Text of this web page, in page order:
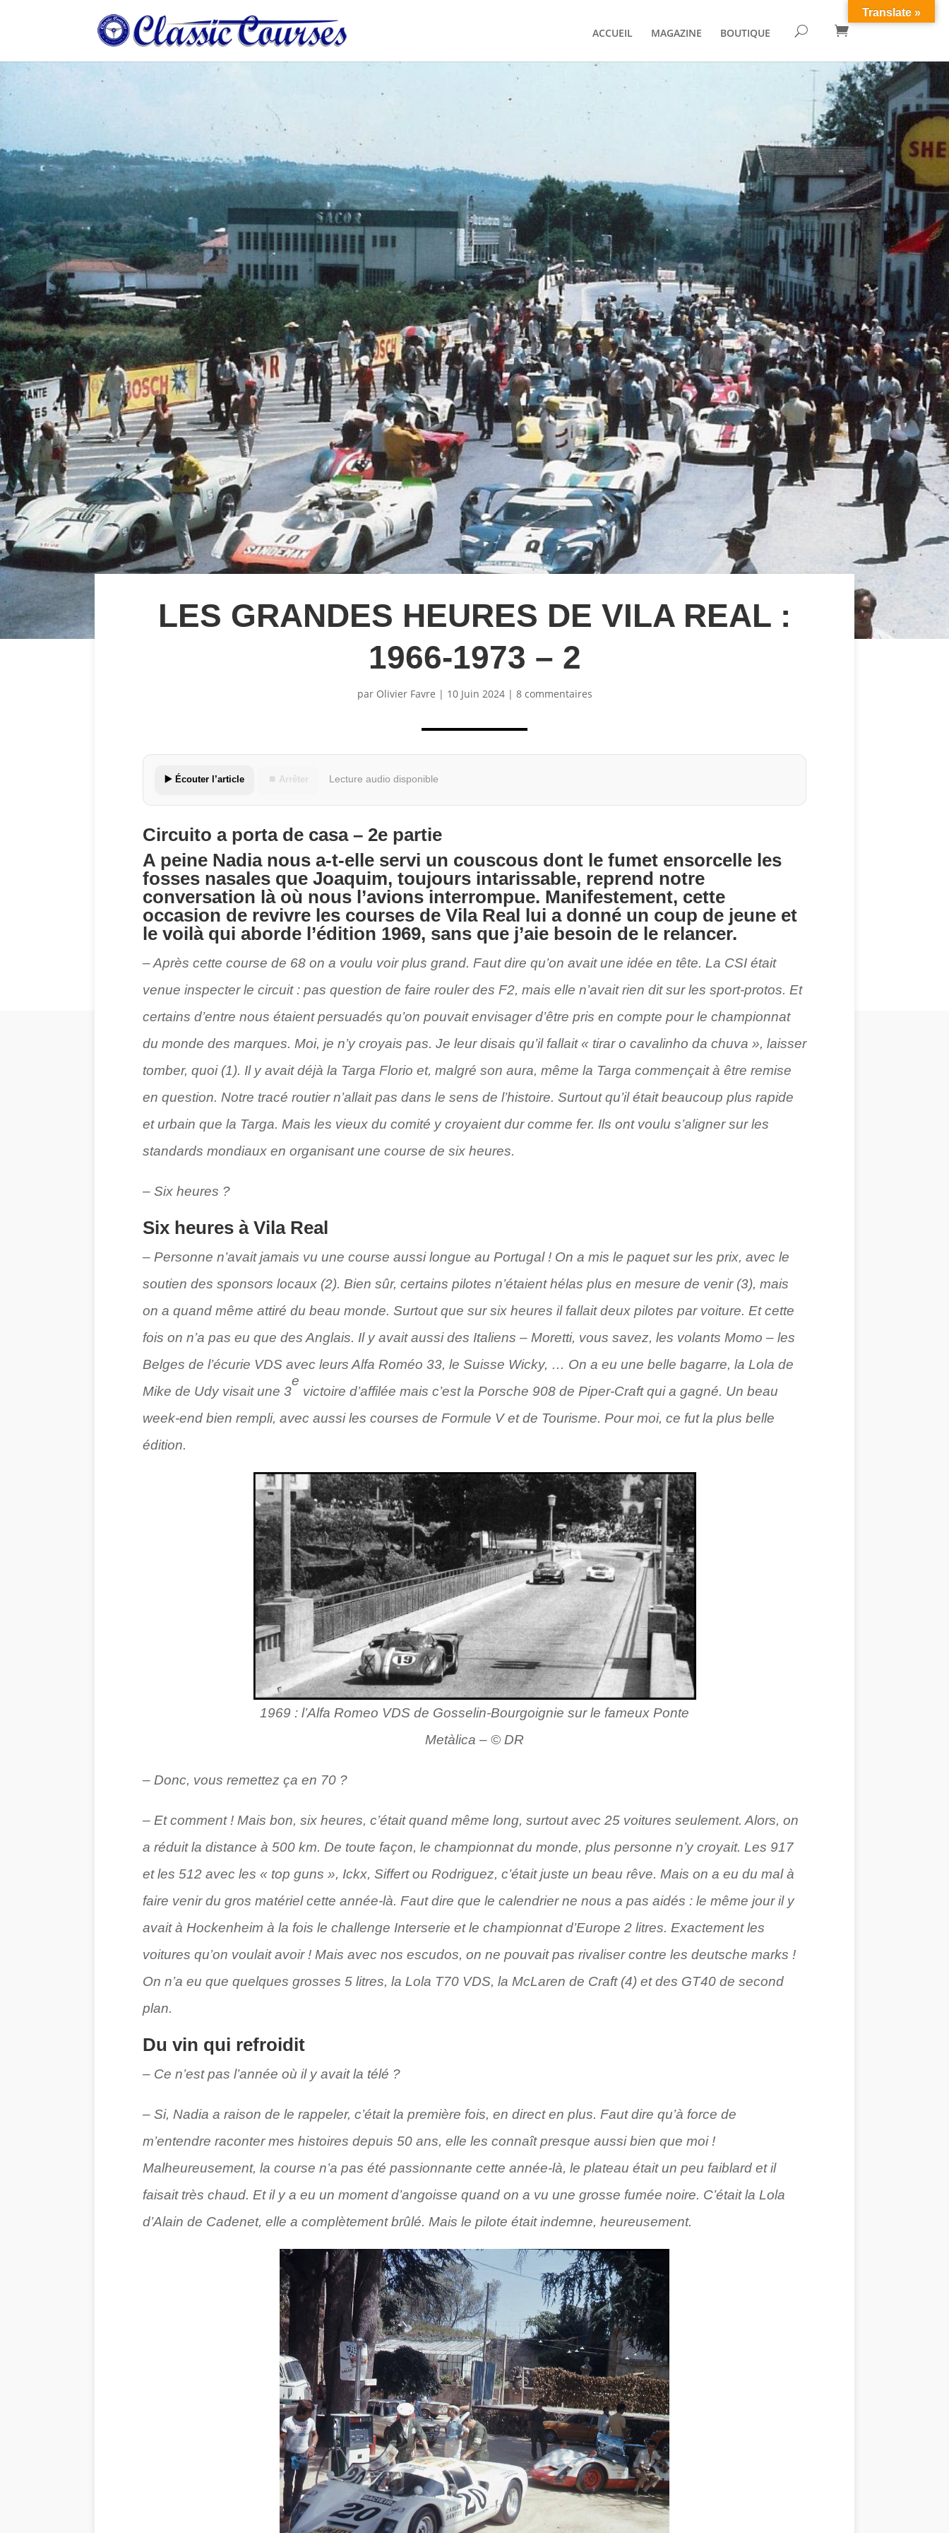
ACCUEIL MAGAZINE BOUTIQUE U 
LES GRANDES HEURES DE VILA REAL :
1966-1973 – 2
par Olivier Favre | 10 Juin 2024| 8 commentaires
▶️ Écouter l’article ⏹ Arrêter Lecture audio disponible
Circuito a porta de casa – 2e partie
A peine Nadia nous a-t-elle servi un couscous dont le fumet ensorcelle les
fosses nasales que Joaquim, toujours intarissable, reprend notre
conversation là où nous l’avions interrompue. Manifestement, cette
occasion de revivre les courses de Vila Real lui a donné un coup de jeune et
le voilà qui aborde l’édition 1969, sans que j’aie besoin de le relancer.
– Après cette course de 68 on a voulu voir plus grand. Faut dire qu’on avait une idée en tête. La CSI était
venue inspecter le circuit : pas question de faire rouler des F2, mais elle n’avait rien dit sur les sport-protos. Et
certains d’entre nous étaient persuadés qu’on pouvait envisager d’être pris en compte pour le championnat
du monde des marques. Moi, je n’y croyais pas. Je leur disais qu’il fallait « tirar o cavalinho da chuva », laisser
tomber, quoi (1). Il y avait déjà la Targa Florio et, malgré son aura, même la Targa commençait à être remise
en question. Notre tracé routier n’allait pas dans le sens de l’histoire. Surtout qu’il était beaucoup plus rapide
et urbain que la Targa. Mais les vieux du comité y croyaient dur comme fer. Ils ont voulu s’aligner sur les
standards mondiaux en organisant une course de six heures.
– Six heures ?
Six heures à Vila Real
– Personne n’avait jamais vu une course aussi longue au Portugal ! On a mis le paquet sur les prix, avec le
soutien des sponsors locaux (2). Bien sûr, certains pilotes n’étaient hélas plus en mesure de venir (3), mais
on a quand même attiré du beau monde. Surtout que sur six heures il fallait deux pilotes par voiture. Et cette
fois on n’a pas eu que des Anglais. Il y avait aussi des Italiens – Moretti, vous savez, les volants Momo – les
Belges de l’écurie VDS avec leurs Alfa Roméo 33, le Suisse Wicky, … On a eu une belle bagarre, la Lola de
Mike de Udy visait une 3
e
victoire d’affilée mais c’est la Porsche 908 de Piper-Craft qui a gagné. Un beau
week-end bien rempli, avec aussi les courses de Formule V et de Tourisme. Pour moi, ce fut la plus belle
édition.
1969 : l’Alfa Romeo VDS de Gosselin-Bourgoignie sur le fameux Ponte
Metàlica – © DR
– Donc, vous remettez ça en 70 ?
– Et comment ! Mais bon, six heures, c’était quand même long, surtout avec 25 voitures seulement. Alors, on
a réduit la distance à 500 km. De toute façon, le championnat du monde, plus personne n’y croyait. Les 917
et les 512 avec les « top guns », Ickx, Siffert ou Rodriguez, c’était juste un beau rêve. Mais on a eu du mal à
faire venir du gros matériel cette année-là. Faut dire que le calendrier ne nous a pas aidés : le même jour il y
avait à Hockenheim à la fois le challenge Interserie et le championnat d’Europe 2 litres. Exactement les
voitures qu’on voulait avoir ! Mais avec nos escudos, on ne pouvait pas rivaliser contre les deutsche marks !
On n’a eu que quelques grosses 5 litres, la Lola T70 VDS, la McLaren de Craft (4) et des GT40 de second
plan.
Du vin qui refroidit
– Ce n’est pas l’année où il y avait la télé ?
– Si, Nadia a raison de le rappeler, c’était la première fois, en direct en plus. Faut dire qu’à force de
m’entendre raconter mes histoires depuis 50 ans, elle les connaît presque aussi bien que moi !
Malheureusement, la course n’a pas été passionnante cette année-là, le plateau était un peu faiblard et il
faisait très chaud. Et il y a eu un moment d’angoisse quand on a vu une grosse fumée noire. C’était la Lola
d’Alain de Cadenet, elle a complètement brûlé. Mais le pilote était indemne, heureusement.
Translate »